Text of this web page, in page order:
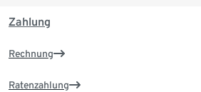
Zahlung
Rechnung
Ratenzahlung